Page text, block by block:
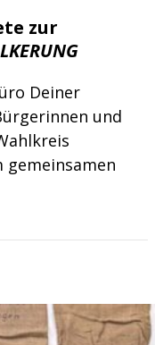
zur
Deiner
und
gemeinsamen